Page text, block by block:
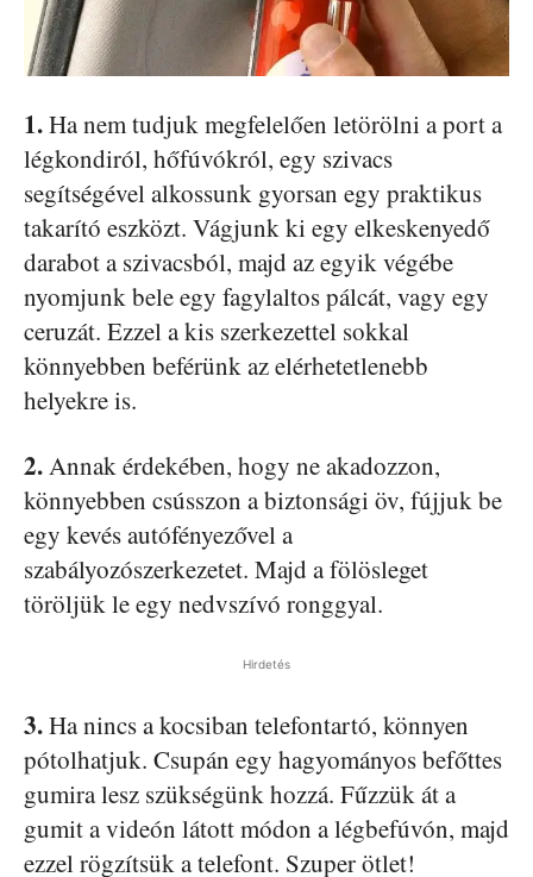
1.Ha nem tudjuk megfelelően letörölni a port a
légkondiról, hőfúvókról, egy szivacs
segítségével alkossunk gyorsan egy praktikus
takarító eszközt. Vágjunk ki egy elkeskenyedő
darabot a szivacsból, majd az egyik végébe
nyomjunk bele egy fagylaltos pálcát, vagy egy
ceruzát. Ezzel a kis szerkezettel sokkal
könnyebben beférünk az elérhetetlenebb
helyekre is.
2.Annak érdekében, hogy ne akadozzon,
könnyebben csússzon a biztonsági öv, fújjuk be
egy kevés autófényezővel a
szabályozószerkezetet. Majd a fölösleget
töröljük le egy nedvszívó ronggyal.
Hirdetés
3.Ha nincs a kocsiban telefontartó, könnyen
pótolhatjuk. Csupán egy hagyományos befőttes
gumira lesz szükségünk hozzá. Fűzzük át a
gumit a videón látott módon a légbefúvón, majd
ezzel rögzítsük a telefont. Szuper ötlet!